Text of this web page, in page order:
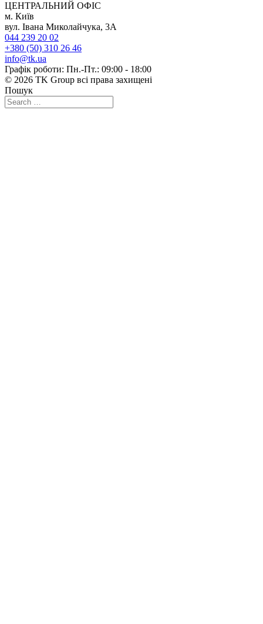
ЦЕНТРАЛЬНИЙ ОФІС
м. Київ
вул. Івана Миколайчука, 3А
044 239 20 02
+380 (50) 310 26 46
info@tk.ua
Графік роботи: Пн.-Пт.: 09:00 - 18:00
© 2026 TK Group всі права захищені
Пошук